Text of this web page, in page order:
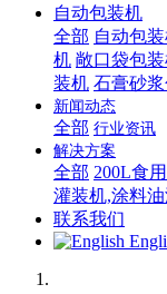
自动包装机
全部 自动包
机 敞口袋包
装机 石膏砂
新闻动态
全部 行业资讯
解决方案
全部 200L食
灌装机,涂料
联系我们